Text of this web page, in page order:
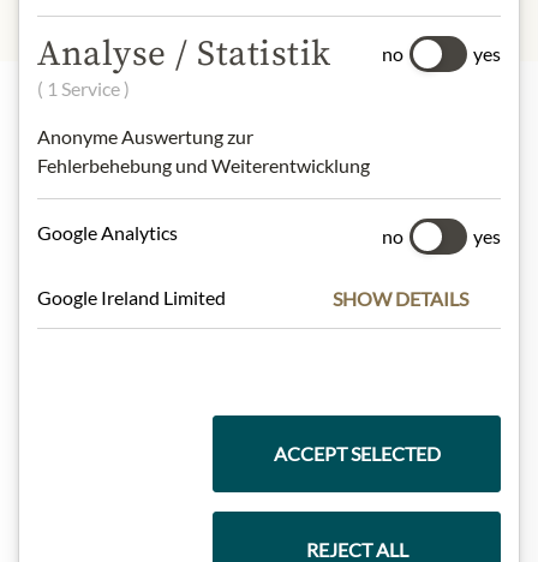
Nejlepší z našeho sortimentu
Dárkové koše
Analyse / Statistik
( 1 Service )
Anonyme Auswertung zur
Fehlerbehebung und Weiterentwicklung
no yes
Google Analytics no yes
Google Ireland Limited SHOW DETAILS
ACCEPT SELECTED
REJECT ALL